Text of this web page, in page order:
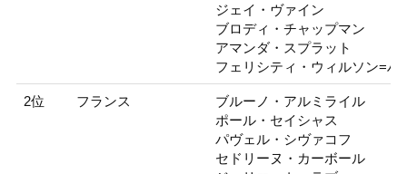
ジェイ・ヴァイン
ブロディ・チャップマン
アマンダ・スプラット
フェリシティ・ウィルソン=ハ
2位 フランス
ブルーノ・アルミライル
ポール・セイシャス
パヴェル・シヴァコフ
セドリーヌ・カーボール